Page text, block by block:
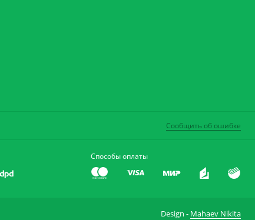
Сообщить об ошибке
Способы оплаты
Design - Mahaev Nikita